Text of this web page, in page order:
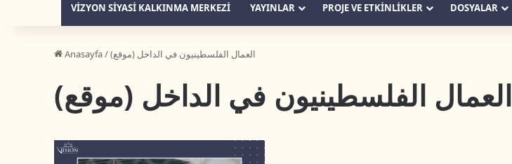
VIZYON SIYASI KALKINMA MERKEZI YAYINLAR PROJE VE ETKİNLİKLER DOSYALAR
Anasayfa/العمال الفلسطينيون في الداخل (موقع)
العمال الفلسطينيون في الداخل (موقع)